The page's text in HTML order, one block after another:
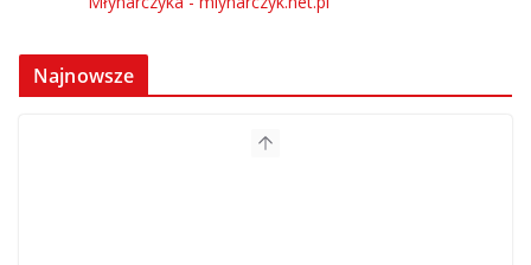
Najnowsze